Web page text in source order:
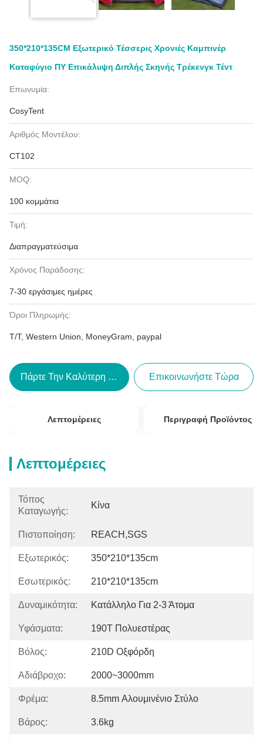
350*210*135CM Εξωτερικό Τέσσερις Χρονιές Καμπινέρ
Καταφύγιο ΠΥ Επικάλυψη Διπλής Σκηνής Τρέκενγκ Τέντ
Επωνυμία:
CosyTent
Αριθμός Μοντέλου:
CT102
MOQ:
100 κομμάτια
Τιμή:
Διαπραγματεύσιμα
Χρόνος Παράδοσης:
7-30 εργάσιμες ημέρες
Όροι Πληρωμής:
T/T, Western Union, MoneyGram, paypal
Πάρτε Την Καλύτερη Τιμή Επικοινωνήστε Τώρα
Λεπτομέρειες Περιγραφή Προϊόντος
Λεπτομέρειες
Τόπος
Καταγωγής:
Κίνα
Πιστοποίηση: REACH,SGS
Εξωτερικός: 350*210*135cm
Εσωτερικός: 210*210*135cm
Δυναμικότητα: Κατάλληλο Για 2-3 Άτομα
Υφάσματα: 190T Πολυεστέρας
Βόλος: 210D Οξφόρδη
Αδιάβροχο: 2000~3000mm
Φρέμα: 8.5mm Αλουμινένιο Στύλο
Βάρος: 3.6kg